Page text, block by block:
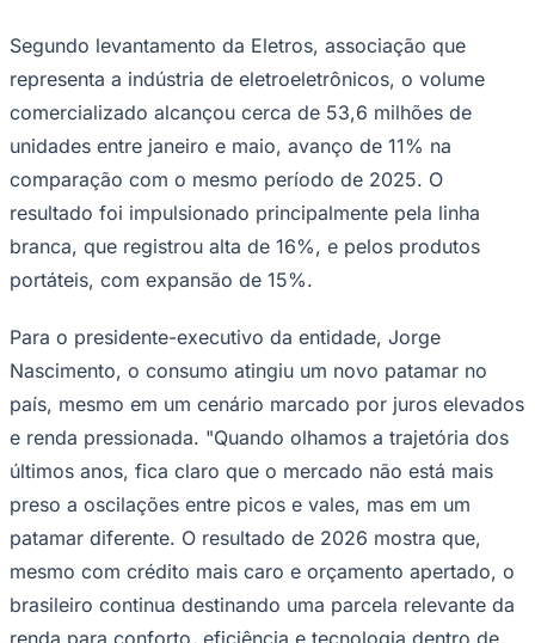
Corinthians
Segundo levantamento da Eletros, associação que
representa a indústria de eletroeletrônicos, o volume
comercializado alcançou cerca de 53,6 milhões de
unidades entre janeiro e maio, avanço de 11% na
comparação com o mesmo período de 2025. O
resultado foi impulsionado principalmente pela linha
branca, que registrou alta de 16%, e pelos produtos
portáteis, com expansão de 15%.
Para o presidente-executivo da entidade, Jorge
Nascimento, o consumo atingiu um novo patamar no
país, mesmo em um cenário marcado por juros elevados
e renda pressionada. "Quando olhamos a trajetória dos
últimos anos, fica claro que o mercado não está mais
preso a oscilações entre picos e vales, mas em um
patamar diferente. O resultado de 2026 mostra que,
mesmo com crédito mais caro e orçamento apertado, o
brasileiro continua destinando uma parcela relevante da
renda para conforto, eficiência e tecnologia dentro de